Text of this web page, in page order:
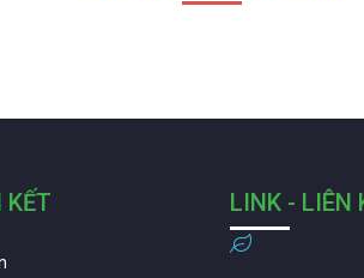
KẾT LINK - LIÊN